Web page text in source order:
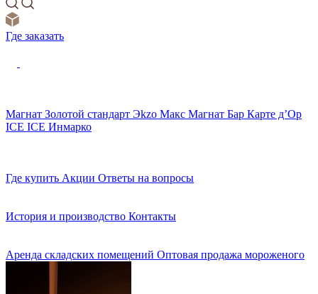
Где заказать
Магнат Золотой стандарт Эkzо Макс Магнат Бар Карте д’Ор
ICE ICE Инмарко
Где купить Акции Ответы на вопросы
История и производство Контакты
Аренда складских помещений Оптовая продажа мороженого